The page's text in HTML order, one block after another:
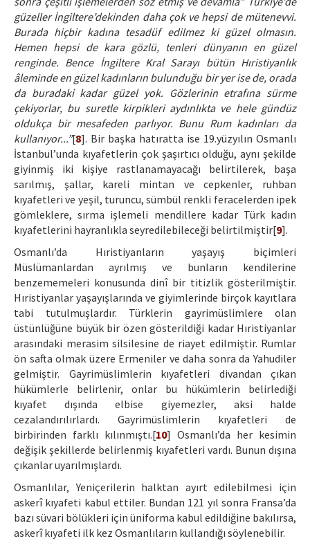
güzeller İngiltere’dekinden daha çok ve hepsi de mütenevvi.
Burada hiçbir kadına tesadüf edilmez ki güzel olmasın.
Hemen hepsi de kara gözlü, tenleri dünyanın en güzel
renginde. Bence İngiltere Kral Sarayı bütün Hıristiyanlık
âleminde en güzel kadınların bulunduğu bir yer ise de, orada
da buradaki kadar güzel yok. Gözlerinin etrafına sürme
çekiyorlar, bu suretle kirpikleri aydınlıkta ve hele gündüz
oldukça bir mesafeden parlıyor. Bunu Rum kadınları da
kullanıyor...”[8]. Bir başka hatıratta ise 19.yüzyılın Osmanlı
İstanbul’unda kıyafetlerin çok şaşırtıcı olduğu, aynı şekilde
giyinmiş iki kişiye rastlanamayacağı belirtilerek, başa
sarılmış, şallar, kareli mintan ve cepkenler, ruhban
kıyafetleri ve yeşil, turuncu, sümbül renkli feracelerden ipek
gömleklere, sırma işlemeli mendillere kadar Türk kadın
kıyafetlerini hayranlıkla seyredilebileceği belirtilmiştir[9].
Osmanlı’da Hıristiyanların yaşayış biçimleri
Müslümanlardan ayrılmış ve bunların kendilerine
benzememeleri konusunda dinî bir titizlik gösterilmiştir.
Hıristiyanlar yaşayışlarında ve giyimlerinde birçok kayıtlara
tabi tutulmuşlardır. Türklerin gayrimüslimlere olan
üstünlüğüne büyük bir özen gösterildiği kadar Hıristiyanlar
arasındaki merasim silsilesine de riayet edilmiştir. Rumlar
ön safta olmak üzere Ermeniler ve daha sonra da Yahudiler
gelmiştir. Gayrimüslimlerin kıyafetleri divandan çıkan
hükümlerle belirlenir, onlar bu hükümlerin belirlediği
kıyafet dışında elbise giyemezler, aksi halde
cezalandırılırlardı. Gayrimüslimlerin kıyafetleri de
birbirinden farklı kılınmıştı.[10] Osmanlı’da her kesimin
değişik şekillerde belirlenmiş kıyafetleri vardı. Bunun dışına
çıkanlar uyarılmışlardı.
Osmanlılar, Yeniçerilerin halktan ayırt edilebilmesi için
askerî kıyafeti kabul ettiler. Bundan 121 yıl sonra Fransa’da
bazı süvari bölükleri için üniforma kabul edildiğine bakılırsa,
askerî kıyafeti ilk kez Osmanlıların kullandığı söylenebilir.